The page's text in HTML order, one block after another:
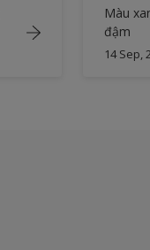
Màu
đậm
14 Sep,